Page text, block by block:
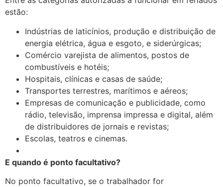
estão:
Indústrias de laticínios, produção e distribuição de
energia elétrica, água e esgoto, e siderúrgicas;
Comércio varejista de alimentos, postos de
combustíveis e hotéis;
Hospitais, clínicas e casas de saúde;
Transportes terrestres, marítimos e aéreos;
Empresas de comunicação e publicidade, como
rádio, televisão, imprensa impressa e digital, além
de distribuidores de jornais e revistas;
Escolas, teatros e cinemas.
E quando é ponto facultativo?
No ponto facultativo, se o trabalhador for